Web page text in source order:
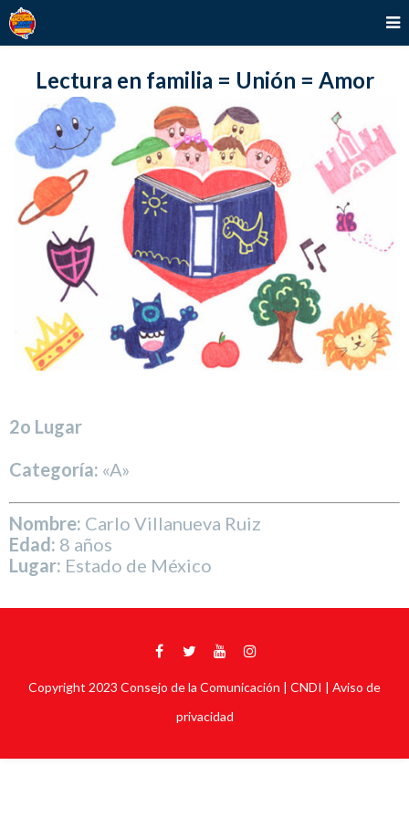
Lectura en familia = Unión = Amor
2o Lugar
Categoría: «A»
Nombre: Carlo Villanueva Ruiz
Edad: 8 años
Lugar: Estado de México
Copyright 2023 Consejo de la Comunicación | CNDI | Aviso de
privacidad